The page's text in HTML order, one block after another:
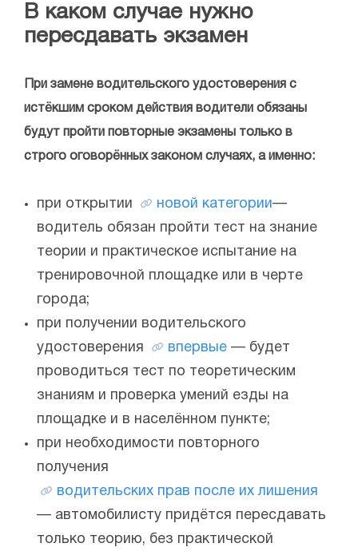
В каком случае нужно
пересдавать экзамен
При замене водительского удостоверения с
истёкшим сроком действия водители обязаны
будут пройти повторные экзамены только в
строго оговорённых законом случаях, а именно:
при открытии новой категории—
водитель обязан пройти тест на знание
теории и практическое испытание на
тренировочной площадке или в черте
города;
при получении водительского
удостоверения
впервые — будет
проводиться тест по теоретическим
знаниям и проверка умений езды на
площадке и в населённом пункте;
при необходимости повторного
получения
водительских прав после их лишения
— автомобилисту придётся пересдавать
только теорию, без практической